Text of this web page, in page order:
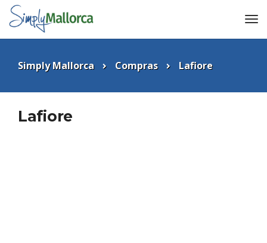
Simply Mallorca Compras Lafiore
Lafiore